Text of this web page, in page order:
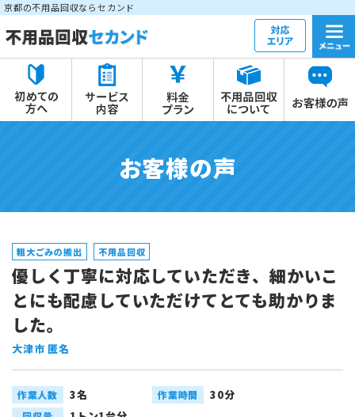
京都の不用品回収ならセカンド
お客様の声
粗大ごみの搬出 不用品回収
優しく丁寧に対応していただき、細かいこ
とにも配慮していただけてとても助かりま
した。
大津市 匿名
作業人数 3名 作業時間 30分